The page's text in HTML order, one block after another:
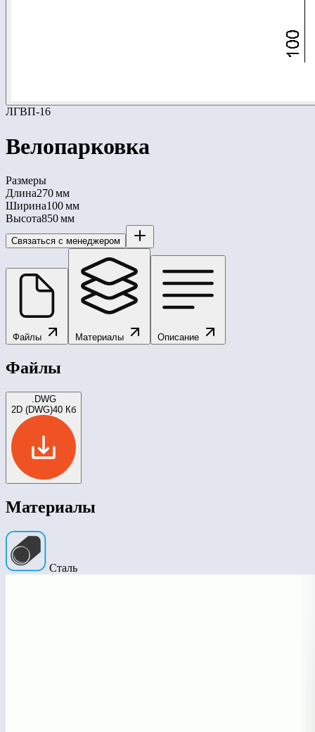
ЛГВП-16
Велопарковка
Размеры
Длина270 мм
Ширина100 мм
Высота850 мм
Связаться с менеджером
Файлы Материалы Описание
Файлы
.DWG
2D (DWG)40 Кб
Материалы
Сталь